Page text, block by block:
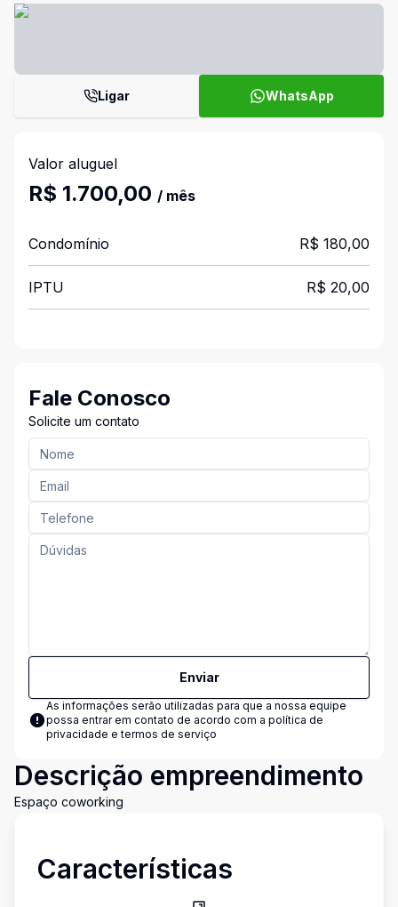
Ligar WhatsApp
Valor aluguel
R$ 1.700,00 / mês
Condomínio R$ 180,00
IPTU R$ 20,00
Fale Conosco
Solicite um contato
Enviar
As informações serão utilizadas para que a nossa equipe
possa entrar em contato de acordo com a política de
privacidade e termos de serviço
Descrição empreendimento
Espaço coworking
Características